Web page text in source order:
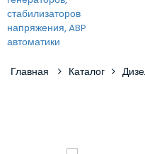
Главная Каталог